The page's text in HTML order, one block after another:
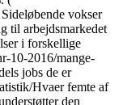
vokser
til arbejdsmarkedet
i forskellige
10-2016/mange-
jobs de er
Hvaer femte af
den